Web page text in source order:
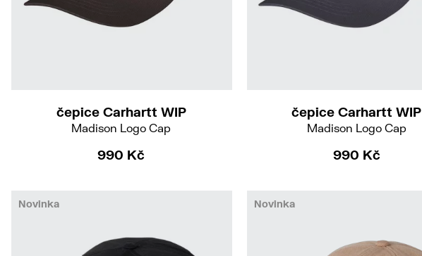
čepice Carhartt WIP
Madison Logo Cap
990 Kč
čepice Carhartt WIP
Madison Logo Cap
990 Kč
Novinka Novinka